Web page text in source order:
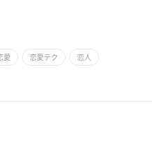
愛 恋愛テク 恋人